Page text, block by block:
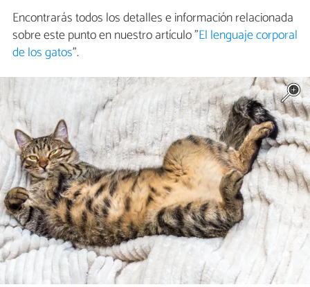
Encontrarás todos los detalles e información relacionada
sobre este punto en nuestro artículo "El lenguaje corporal
de los gatos".